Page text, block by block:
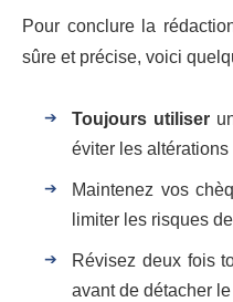
Pour conclure la
sûre et précise, voici
Toujours utiliser
éviter les altérations
Maintenez vos
limiter les risques
Révisez deux fois
avant de détacher